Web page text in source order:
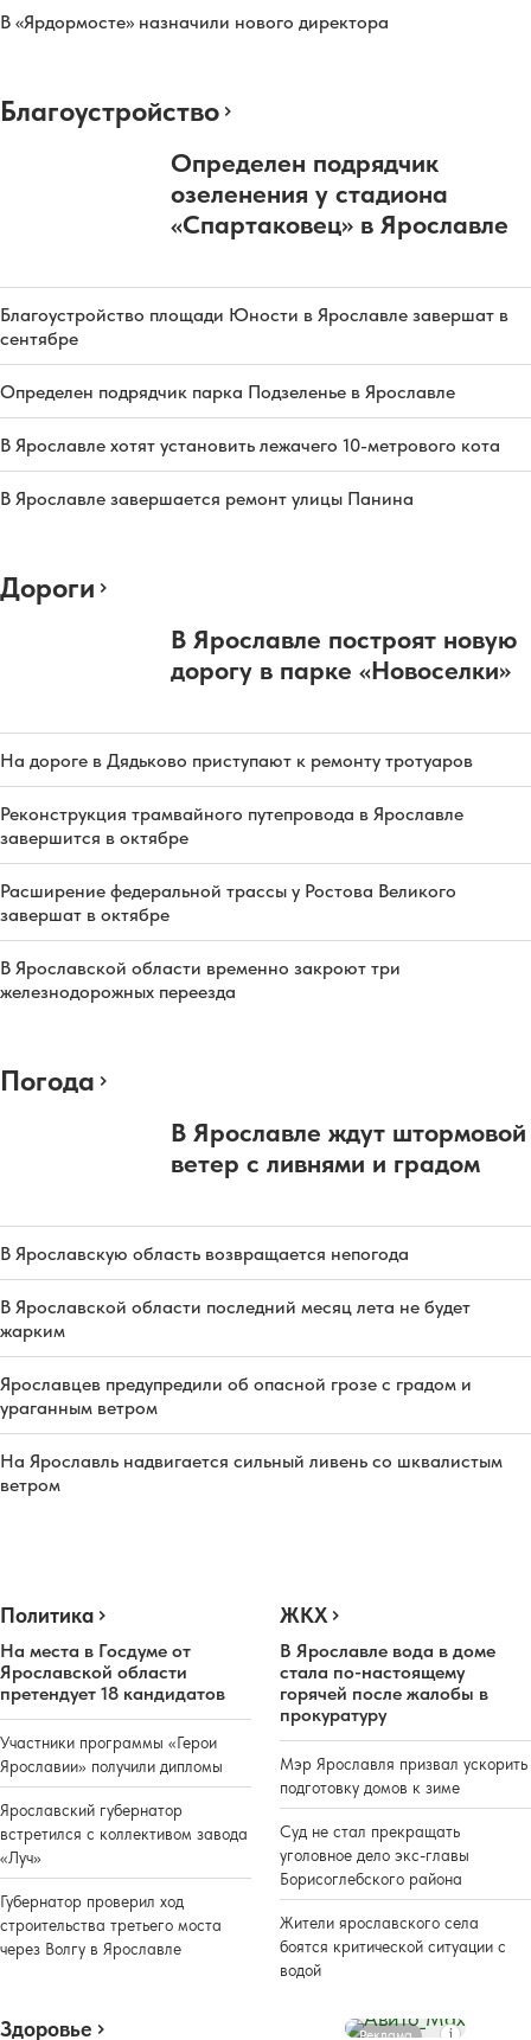
В «Ярдормосте» назначили нового директора
Благоустройство
Определен подрядчик
озеленения у стадиона
«Спартаковец» в Ярославле
Благоустройство площади Юности в Ярославле завершат в
сентябре
Определен подрядчик парка Подзеленье в Ярославле
В Ярославле хотят установить лежачего 10-метрового кота
В Ярославле завершается ремонт улицы Панина
Дороги
В Ярославле построят новую
дорогу в парке «Новоселки»
На дороге в Дядьково приступают к ремонту тротуаров
Реконструкция трамвайного путепровода в Ярославле
завершится в октябре
Расширение федеральной трассы у Ростова Великого
завершат в октябре
В Ярославской области временно закроют три
железнодорожных переезда
Погода
В Ярославле ждут штормовой
ветер с ливнями и градом
В Ярославскую область возвращается непогода
В Ярославской области последний месяц лета не будет
жарким
Ярославцев предупредили об опасной грозе с градом и
ураганным ветром
На Ярославль надвигается сильный ливень со шквалистым
ветром
Политика
На места в Госдуме от
Ярославской области
претендует 18 кандидатов
Участники программы «Герои
Ярославии» получили дипломы
Ярославский губернатор
встретился с коллективом завода
«Луч»
Губернатор проверил ход
строительства третьего моста
через Волгу в Ярославле
ЖКХ
В Ярославле вода в доме
стала по-настоящему
горячей после жалобы в
прокуратуру
Мэр Ярославля призвал ускорить
подготовку домов к зиме
Суд не стал прекращать
уголовное дело экс-главы
Борисоглебского района
Жители ярославского села
боятся критической ситуации с
водой
Здоровье Реклама